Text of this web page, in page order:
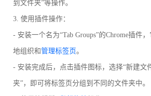
到文件夹”等操作。
3. 使用插件操作：
- 安装一个名为“Tab Groups”的Chrome插件
地组织和管理标签页。
- 安装完成后，点击插件图标，选择“新建文
夹”，即可将标签页分组到不同的文件夹中。